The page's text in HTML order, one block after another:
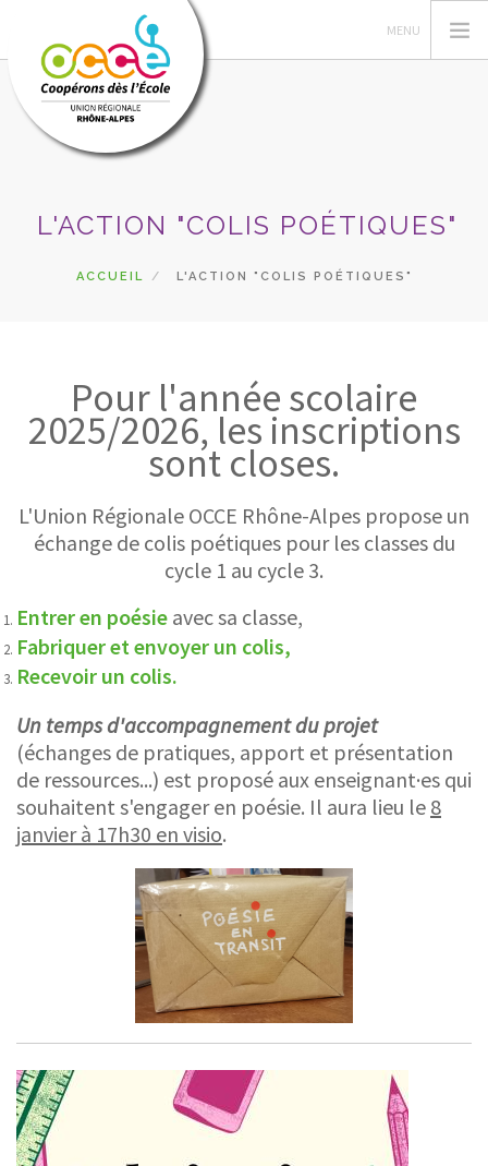
POÉTISSIMO
L'ACTION "COLIS POÉTIQUES"
ACCUEIL L'ACTION "COLIS POÉTIQUES"
Pour l'année scolaire
2025/2026, les inscriptions
sont closes.
L'Union Régionale OCCE Rhône-Alpes propose un
échange de colis poétiques pour les classes du
cycle 1 au cycle 3.
Entrer en poésie avec sa classe,
Fabriquer et envoyer un colis,
Recevoir un colis.
Un temps d'accompagnement du projet
(échanges de pratiques, apport et présentation
de ressources...) est proposé aux enseignant·es qui
souhaitent s'engager en poésie. Il aura lieu le 8
janvier à 17h30 en visio.